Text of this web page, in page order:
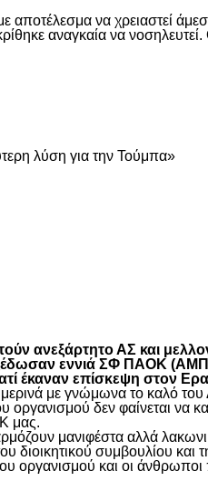
αποτέλεσμα να χρειαστεί
αναγκαία να
λύση για την Τούμπα»
ανεξάρτητο ΑΣ και
εξέδωσαν εννιά ΣΦ
επίσκεψη στον
με γνώμωνα το καλό του
δεν φαίνεται να
μας.
μανιφέστα αλλά
συμβουλίου
και οι